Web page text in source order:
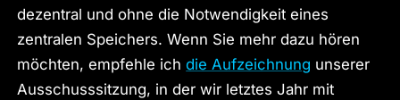
dezentral und ohne die Notwendigkeit eines
zentralen Speichers. Wenn Sie mehr dazu hören
möchten, empfehle ichdie Aufzeichnung unserer
Ausschusssitzung, in der wir letztes Jahr mit